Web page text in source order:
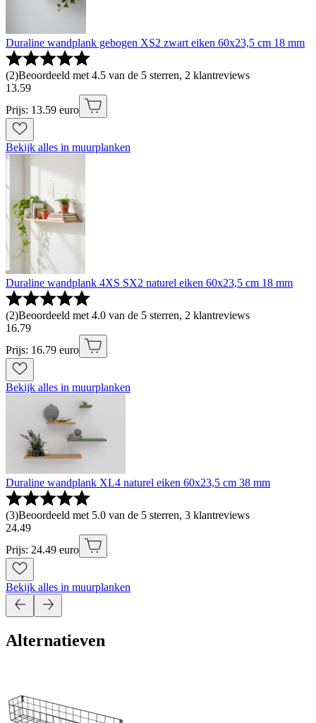
Duraline wandplank gebogen XS2 zwart eiken 60x23,5 cm 18 mm
(2)Beoordeeld met 4.5 van de 5 sterren, 2 klantreviews
13.59
Prijs: 13.59 euro
Bekijk alles in muurplanken
Duraline wandplank 4XS SX2 naturel eiken 60x23,5 cm 18 mm
(2)Beoordeeld met 4.0 van de 5 sterren, 2 klantreviews
16.79
Prijs: 16.79 euro
Bekijk alles in muurplanken
Duraline wandplank XL4 naturel eiken 60x23,5 cm 38 mm
(3)Beoordeeld met 5.0 van de 5 sterren, 3 klantreviews
24.49
Prijs: 24.49 euro
Bekijk alles in muurplanken
Alternatieven